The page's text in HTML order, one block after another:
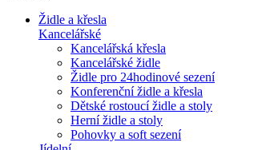
Židle a křesla
Kancelářské
Kancelářská křesla
Kancelářské židle
Židle pro 24hodinové sezení
Konferenční židle a křesla
Dětské rostoucí židle a stoly
Herní židle a stoly
Pohovky a soft sezení